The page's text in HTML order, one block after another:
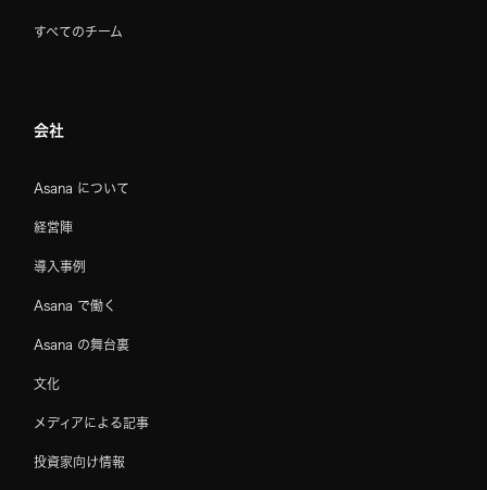
すべてのチーム
会社
Asana について
経営陣
導入事例
Asana で働く
Asana の舞台裏
文化
メディアによる記事
投資家向け情報